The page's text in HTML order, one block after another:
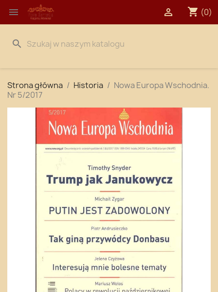
 shopping_cart (0)

search
Strona główna Historia
Nowa Europa Wschodnia.
Nr 5/2017